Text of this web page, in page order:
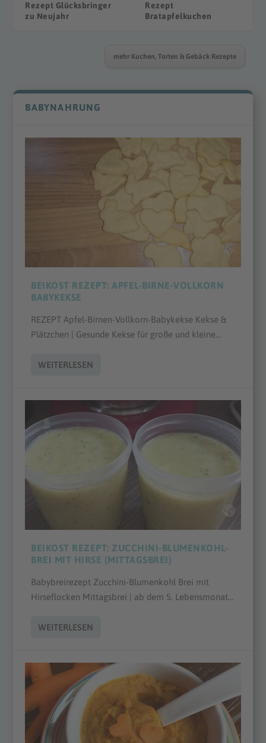
Rezept Glücksbringer
zu Neujahr
Rezept
Bratapfelkuchen
mehr Kuchen, Torten & Gebäck Rezepte
BABYNAHRUNG
BEIKOST REZEPT: APFEL-BIRNE-VOLLKORN
BABYKEKSE
REZEPT Apfel-Birnen-Vollkorn-Babykekse Kekse &
Plätzchen | Gesunde Kekse für große und kleine...
WEITERLESEN
BEIKOST REZEPT: ZUCCHINI-BLUMENKOHL-
BREI MIT HIRSE (MITTAGSBREI)
Babybreirezept Zucchini-Blumenkohl Brei mit
Hirseflocken Mittagsbrei | ab dem 5. Lebensmonat...
WEITERLESEN